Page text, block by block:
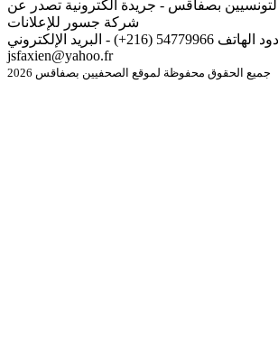
بصفاقس - جريدة الكترونية تصدر عن
شركة جسور للإعلانات
للإتصال أو نشر الردود الهاتف 54779966 (216+) - البريد الإلكتروني
jsfaxien@yahoo.fr
جميع الحقوق محفوظة لموقع الصحفيين بصفاقس 2026